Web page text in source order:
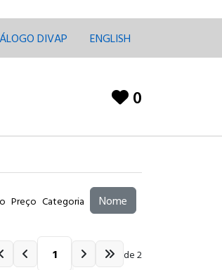
DIVAP ENGLISH
0
Preço Categoria Nome
de 2